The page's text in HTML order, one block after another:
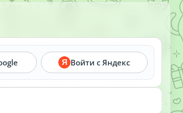
Я Войти с Яндекс